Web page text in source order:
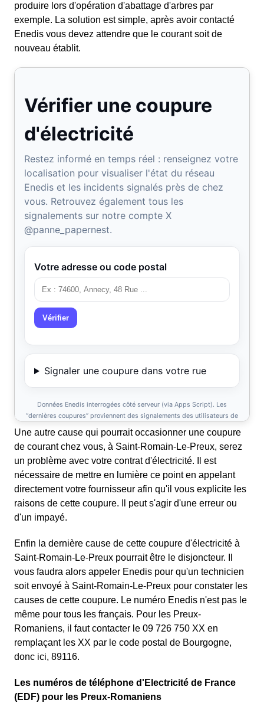
produire lors d'opération d'abattage d'arbres par
exemple. La solution est simple, après avoir contacté
Enedis vous devez attendre que le courant soit de
nouveau établit.
Une autre cause qui pourrait occasionner une coupure
de courant chez vous, à Saint-Romain-Le-Preux, serez
un problème avec votre contrat d'électricité. Il est
nécessaire de mettre en lumière ce point en appelant
directement votre fournisseur afin qu'il vous explicite les
raisons de cette coupure. Il peut s'agir d'une erreur ou
d'un impayé.
Enfin la dernière cause de cette coupure d'électricité à
Saint-Romain-Le-Preux pourrait être le disjoncteur. Il
vous faudra alors appeler Enedis pour qu'un technicien
soit envoyé à Saint-Romain-Le-Preux pour constater les
causes de cette coupure. Le numéro Enedis n'est pas le
même pour tous les français. Pour les Preux-
Romaniens, il faut contacter le 09 726 750 XX en
remplaçant les XX par le code postal de Bourgogne,
donc ici, 89116.
Les numéros de téléphone d'Electricité de France
(EDF) pour les Preux-Romaniens